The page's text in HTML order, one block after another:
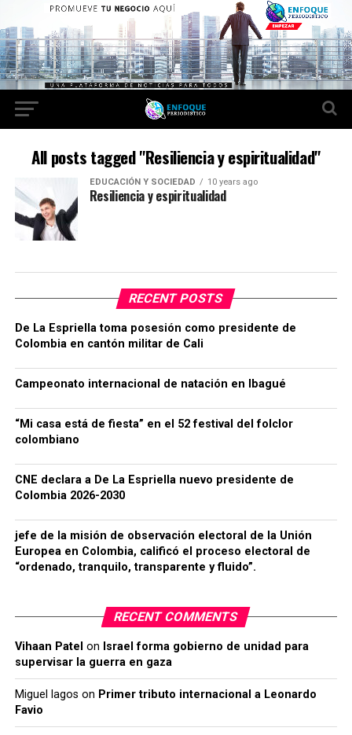
All posts tagged "Resiliencia y espiritualidad"
EDUCACIÓN Y SOCIEDAD 10 years ago
Resiliencia y espiritualidad
RECENT POSTS
De La Espriella toma posesión como presidente de
Colombia en cantón militar de Cali
Campeonato internacional de natación en Ibagué
“Mi casa está de fiesta” en el 52 festival del folclor
colombiano
CNE declara a De La Espriella nuevo presidente de
Colombia 2026-2030
jefe de la misión de observación electoral de la Unión
Europea en Colombia, calificó el proceso electoral de
“ordenado, tranquilo, transparente y fluido”.
RECENT COMMENTS
Vihaan Patel on Israel forma gobierno de unidad para
supervisar la guerra en gaza
Miguel lagos on Primer tributo internacional a Leonardo
Favio